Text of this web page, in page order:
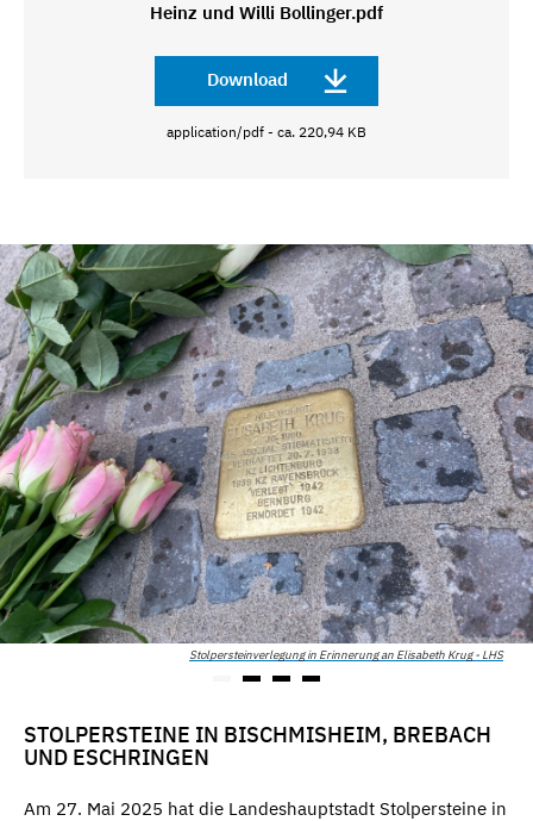
Heinz und Willi Bollinger.pdf
Download
application/pdf - ca. 220,94 KB
Stolpersteinverlegung in Erinnerung an Elisabeth Krug - LHS
STOLPERSTEINE IN BISCHMISHEIM, BREBACH
UND ESCHRINGEN
Am 27. Mai 2025 hat die Landeshauptstadt Stolpersteine in